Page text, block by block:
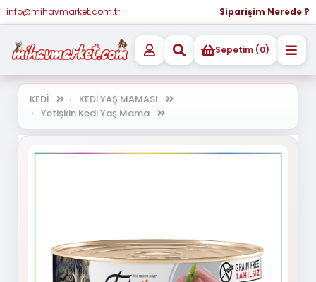
info@mihavmarket.com.tr Siparişim Nerede ?
Sepetim (0)
KEDİ
KEDİ YAŞ MAMASI
Yetişkin Kedi Yaş Mama